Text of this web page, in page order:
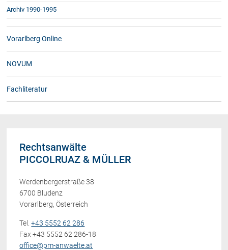
Archiv 1990-1995
Vorarlberg Online
NOVUM
Fachliteratur
Rechtsanwälte
PICCOLRUAZ & MÜLLER
Werdenbergerstraße 38
6700 Bludenz
Vorarlberg, Österreich
Tel.+43 5552 62 286
Fax +43 5552 62 286-18
office@pm-anwaelte.at